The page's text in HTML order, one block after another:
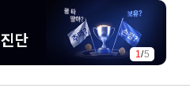
1/5